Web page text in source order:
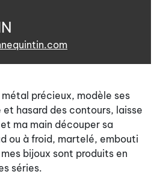
précieux, modèle ses
hasard des contours, laisse
ma main découper sa
ou à froid, martelé, embouti
bijoux sont produits en
séries.